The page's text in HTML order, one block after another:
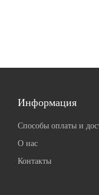
Информация
Способы оплаты и
О нас
Контакты